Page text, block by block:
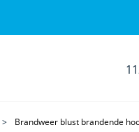
Brandweer blust brandende